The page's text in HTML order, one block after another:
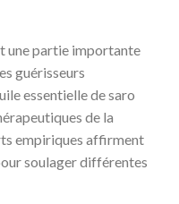
une partie importante
guérisseurs
essentielle de saro
de la
empiriques affirment
soulager différentes